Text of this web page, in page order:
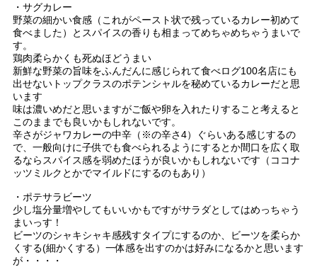
・サグカレー
野菜の細かい食感（これがペースト状で残っているカレー初めて
食べました）とスパイスの香りも相まってめちゃめちゃうまいで
す。
鶏肉柔らかくも死ぬほどうまい
新鮮な野菜の旨味をふんだんに感じられて食べログ100名店にも
出せないトップクラスのポテンシャルを秘めているカレーだと思
います
味は濃いめだと思いますがご飯や卵を入れたりすること考えると
このままでも良いかもしれないです。
辛さがジャワカレーの中辛（※の辛さ4）ぐらいある感じするの
で、一般向けに子供でも食べられるようにするとか間口を広く取
るならスパイス感を弱めたほうが良いかもしれないです（ココナ
ッツミルクとかでマイルドにするのもあり）
・ポテサラビーツ
少し塩分量増やしてもいいかもですがサラダとしてはめっちゃう
まいっす！
ビーツのシャキシャキ感残すタイプにするのか、ビーツを柔らか
くする(細かくする）一体感を出すのかは好みになるかと思います
が・・・・